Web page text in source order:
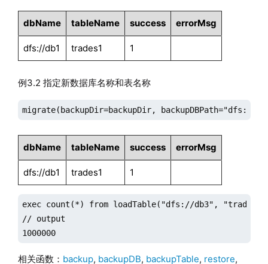
dbName tableName success errorMsg
dfs://db1 trades1 1
例3.2 指定新数据库名称和表名称
migrate(backupDir=backupDir, backupDBPath="dfs://
dbName tableName success errorMsg
dfs://db1 trades1 1
exec count(*) from loadTable("dfs://db3", "trades")
// output
1000000
相关函数： backup, backupDB, backupTable, restore,